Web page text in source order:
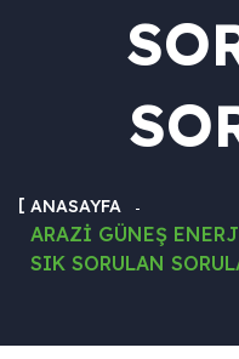
ANASAYFA
ARAZI GÜNEŞ
SIK SORULAN